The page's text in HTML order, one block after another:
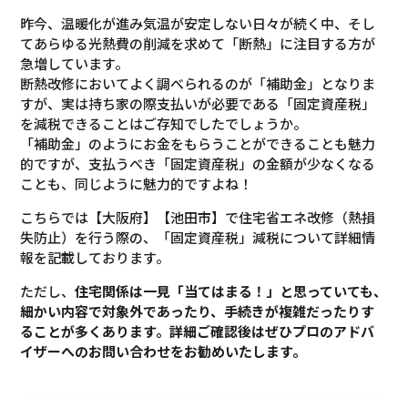
昨今、温暖化が進み気温が安定しない日々が続く中、そし
てあらゆる光熱費の削減を求めて「断熱」に注目する方が
急増しています。
断熱改修においてよく調べられるのが「補助金」となりま
すが、実は持ち家の際支払いが必要である「固定資産税」
を減税できることはご存知でしたでしょうか。
「補助金」のようにお金をもらうことができることも魅力
的ですが、支払うべき「固定資産税」の金額が少なくなる
ことも、同じように魅力的ですよね！
こちらでは【大阪府】【池田市】で住宅省エネ改修（熱損
失防止）を行う際の、「固定資産税」減税について詳細情
報を記載しております。
ただし、住宅関係は一見「当てはまる！」と思っていても、
細かい内容で対象外であったり、手続きが複雑だったりす
ることが多くあります。詳細ご確認後はぜひプロのアドバ
イザーへのお問い合わせをお勧めいたします。